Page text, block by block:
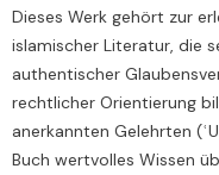
Dieses Werk gehört zur
islamischer Literatur, die
authentischer
rechtlicher Orientierung
anerkannten Gelehrten
Buch wertvolles Wissen